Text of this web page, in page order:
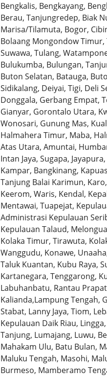
Bengkalis, Bengkayang,
Berau, Tanjungredep, Biak
Marisa/Tilamuta, Bogor,
Bolaang Mongondow
Suwawa, Tulang,
Bulukumba, Bulungan,
Buton Selatan, Batauga,
Sidikalang, Deiyai, Tigi, Deli
Donggala, Gerbang Empat,
Gianyar, Gorontalo Utara,
Wonosari, Gunung Mas,
Halmahera Timur, Maba,
Atas Utara, Amuntai,
Intan Jaya, Sugapa,
Kampar, Bangkinang,
Tanjung Balai Karimun,
Keerom, Waris, Kendal,
Mentawai, Tuapejat,
Administrasi Kepulauan
Kepulauan Talaud,
Kolaka Timur, Tirawuta,
Wanggudu, Konawe,
Taluk Kuantan, Kubu Raya,
Kartanegara, Tenggarong,
Labuhanbatu, Rantau
Kalianda,Lampung Tengah,
Stabat, Lanny Jaya, Tiom,
Kepulauan Daik Riau,
Tanjung, Lumajang, Luwu,
Mahakam Ulu, Batu Bulan,
Maluku Tengah, Masohi,
Burmeso, Mamberamo